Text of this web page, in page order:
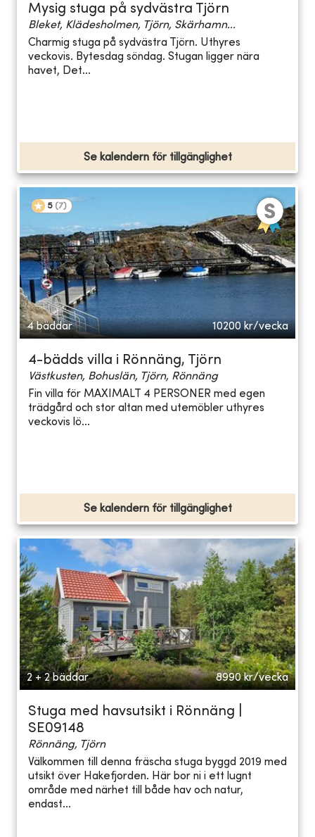
Mysig stuga på sydvästra Tjörn
Bleket, Klädesholmen, Tjörn, Skärhamn...
Charmig stuga på sydvästra Tjörn. Uthyres
veckovis. Bytesdag söndag. Stugan ligger nära
havet, Det...
Se kalendern för tillgänglighet
5 (7)
4 bäddar 10200 kr/vecka
4-bädds villa i Rönnäng, Tjörn
Västkusten, Bohuslän, Tjörn, Rönnäng
Fin villa för MAXIMALT 4 PERSONER med egen
trädgård och stor altan med utemöbler uthyres
veckovis lö...
Se kalendern för tillgänglighet
2 + 2 bäddar 8990 kr/vecka
Stuga med havsutsikt i Rönnäng |
SE09148
Rönnäng, Tjörn
Välkommen till denna fräscha stuga byggd 2019 med
utsikt över Hakefjorden. Här bor ni i ett lugnt
område med närhet till både hav och natur,
endast...